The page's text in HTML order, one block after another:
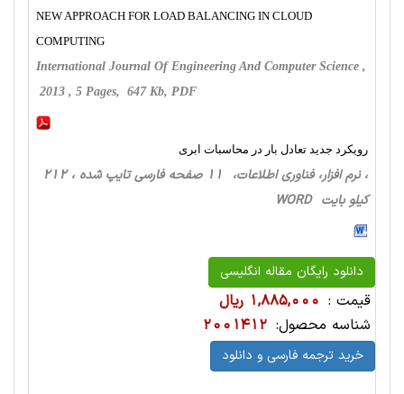
NEW APPROACH FOR LOAD BALANCING IN CLOUD
COMPUTING
International Journal Of Engineering And Computer Science ,
2013 , 5 Pages, 647 Kb, PDF
رویکرد جدید تعادل بار در محاسبات ابری
، نرم افزار، فناوری اطلاعات، 11 صفحه فارسی تایپ شده ، 212
کیلو بایت WORD
دانلود رایگان مقاله انگلیسی
قیمت : 1,885,000 ریال
شناسه محصول: 2001412
خرید ترجمه فارسی و دانلود